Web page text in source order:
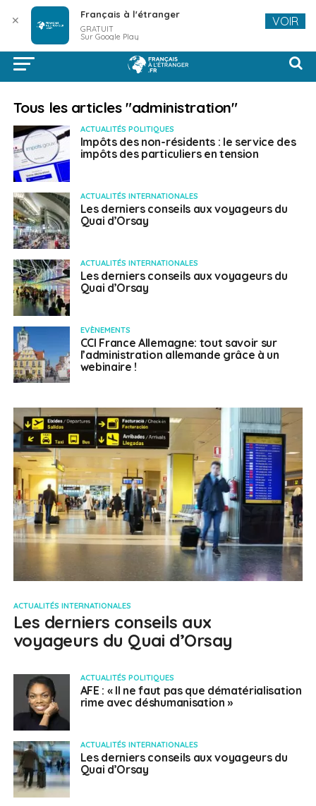
Tous les articles "administration"
ACTUALITÉS POLITIQUES
Impôts des non-résidents : le service des
impôts des particuliers en tension
ACTUALITÉS INTERNATIONALES
Les derniers conseils aux voyageurs du
Quai d’Orsay
ACTUALITÉS INTERNATIONALES
Les derniers conseils aux voyageurs du
Quai d’Orsay
EVÈNEMENTS
CCI France Allemagne: tout savoir sur
l’administration allemande grâce à un
webinaire !
ACTUALITÉS INTERNATIONALES
Les derniers conseils aux
voyageurs du Quai d’Orsay
ACTUALITÉS POLITIQUES
AFE : « Il ne faut pas que dématérialisation
rime avec déshumanisation »
ACTUALITÉS INTERNATIONALES
Les derniers conseils aux voyageurs du
Quai d’Orsay
✕ Français à l'étranger
GRATUIT
Sur Google Play
VOIR